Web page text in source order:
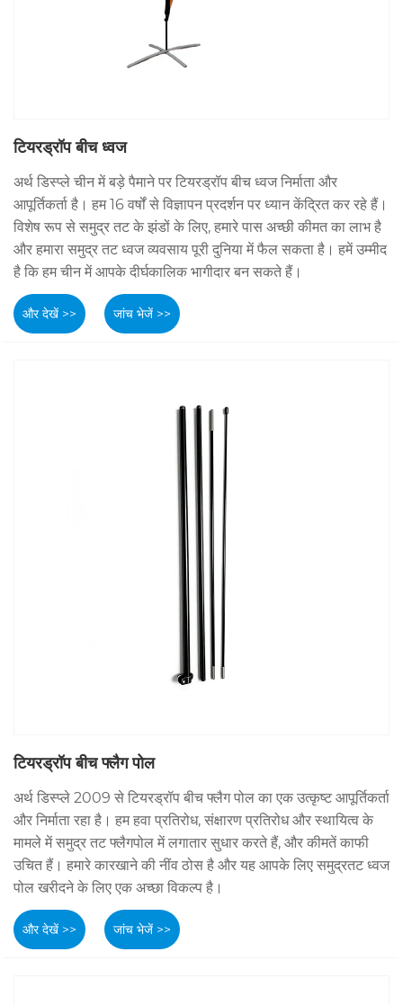
टियरड्रॉप बीच ध्वज
अर्थ डिस्प्ले चीन में बड़े पैमाने पर टियरड्रॉप बीच ध्वज निर्माता और
आपूर्तिकर्ता है। हम 16 वर्षों से विज्ञापन प्रदर्शन पर ध्यान केंद्रित कर रहे हैं।
विशेष रूप से समुद्र तट के झंडों के लिए, हमारे पास अच्छी कीमत का लाभ है
और हमारा समुद्र तट ध्वज व्यवसाय पूरी दुनिया में फैल सकता है। हमें उम्मीद
है कि हम चीन में आपके दीर्घकालिक भागीदार बन सकते हैं।
और देखें >> जांच भेजें >>
टियरड्रॉप बीच फ्लैग पोल
अर्थ डिस्प्ले 2009 से टियरड्रॉप बीच फ्लैग पोल का एक उत्कृष्ट आपूर्तिकर्ता
और निर्माता रहा है। हम हवा प्रतिरोध, संक्षारण प्रतिरोध और स्थायित्व के
मामले में समुद्र तट फ्लैगपोल में लगातार सुधार करते हैं, और कीमतें काफी
उचित हैं। हमारे कारखाने की नींव ठोस है और यह आपके लिए समुद्रतट ध्वज
पोल खरीदने के लिए एक अच्छा विकल्प है।
और देखें >> जांच भेजें >>